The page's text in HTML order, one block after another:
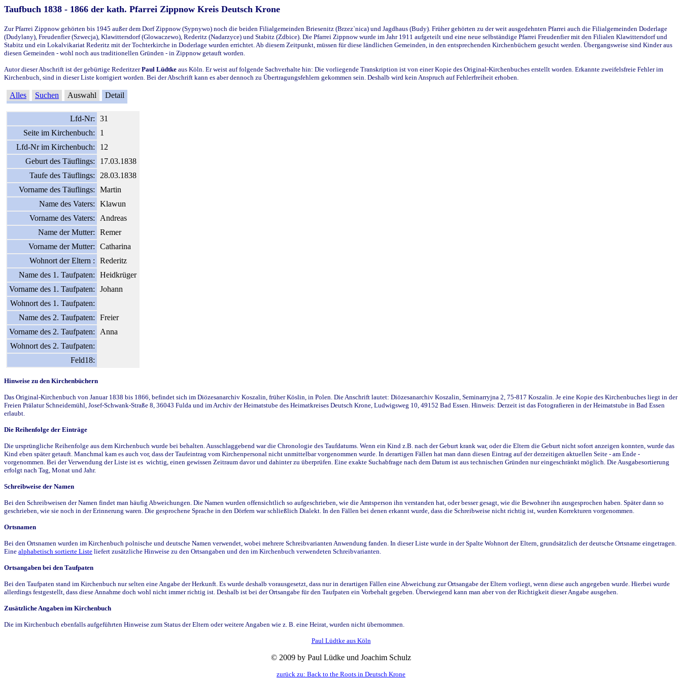
Taufbuch 1838 - 1866 der kath. Pfarrei Zippnow Kreis Deutsch Krone
Zur Pfarrei Zippnow gehörten bis 1945 außer dem Dorf Zippnow (Sypnywo) noch die beiden Filialgemeinden Briesenitz (Brzez`nica) und Jagdhaus (Budy). Früher gehörten zu der weit ausgedehnten Pfarrei auch die Filialgemeinden Doderlage
(Dudylany), Freudenfier (Szwecja), Klawittersdorf (Glowaczewo), Rederitz (Nadarzyce) und Stabitz (Zdbice). Die Pfarrei Zippnow wurde im Jahr 1911 aufgeteilt und eine neue selbständige Pfarrei Freudenfier mit den Filialen Klawittersdorf und
Stabitz und ein Lokalvikariat Rederitz mit der Tochterkirche in Doderlage wurden errichtet. Ab diesem Zeitpunkt, müssen für diese ländlichen Gemeinden, in den entsprechenden Kirchenbüchern gesucht werden. Übergangsweise sind Kinder aus
diesen Gemeinden - wohl noch aus traditionellen Gründen - in Zippnow getauft worden.
Autor dieser Abschrift ist der gebürtige RederitzerPaul Lüdtke aus Köln. Er weist auf folgende Sachverhalte hin: Die vorliegende Transkription ist von einer Kopie des Original-Kirchenbuches erstellt worden. Erkannte zweifelsfreie Fehler im
Kirchenbuch, sind in dieser Liste korrigiert worden. Bei der Abschrift kann es aber dennoch zu Übertragungsfehlern gekommen sein. Deshalb wird kein Anspruch auf Fehlerfreiheit erhoben.
Alles Suchen Auswahl Detail
Lfd-Nr:
31
Seite im Kirchenbuch:
1
Lfd-Nr im Kirchenbuch:
12
Geburt des Täuflings:
17.03.1838
Taufe des Täuflings:
28.03.1838
Vorname des Täuflings:
Martin
Name des Vaters:
Klawun
Vorname des Vaters:
Andreas
Name der Mutter:
Remer
Vorname der Mutter:
Catharina
Wohnort der Eltern :
Rederitz
Name des 1. Taufpaten:
Heidkrüger
Vorname des 1. Taufpaten:
Johann
Wohnort des 1. Taufpaten:
Name des 2. Taufpaten:
Freier
Vorname des 2. Taufpaten:
Anna
Wohnort des 2. Taufpaten:
Feld18:
Hinweise zu den Kirchenbüchern
Das Original-Kirchenbuch von Januar 1838 bis 1866, befindet sich im Diözesanarchiv Koszalin, früher Köslin, in Polen. Die Anschrift lautet: Diözesanarchiv Koszalin, Seminarryjna 2, 75-817 Koszalin. Je eine Kopie des Kirchenbuches liegt in der
Freien Prälatur Schneidemühl, Josef-Schwank-Straße 8, 36043 Fulda und im Archiv der Heimatstube des Heimatkreises Deutsch Krone, Ludwigsweg 10, 49152 Bad Essen. Hinweis: Derzeit ist das Fotografieren in der Heimatstube in Bad Essen
erlaubt.
Die Reihenfolge der Einträge
Die ursprüngliche Reihenfolge aus dem Kirchenbuch wurde bei behalten. Ausschlaggebend war die Chronologie des Taufdatums. Wenn ein Kind z.B. nach der Geburt krank war, oder die Eltern die Geburt nicht sofort anzeigen konnten, wurde das
Kind eben später getauft. Manchmal kam es auch vor, dass der Taufeintrag vom Kirchenpersonal nicht unmittelbar vorgenommen wurde. In derartigen Fällen hat man dann diesen Eintrag auf der derzeitigen aktuellen Seite - am Ende -
vorgenommen. Bei der Verwendung der Liste ist es wichtig, einen gewissen Zeitraum davor und dahinter zu überprüfen. Eine exakte Suchabfrage nach dem Datum ist aus technischen Gründen nur eingeschränkt möglich. Die Ausgabesortierung
erfolgt nach Tag, Monat und Jahr.
Schreibweise der Namen
Bei den Schreibweisen der Namen findet man häufig Abweichungen. Die Namen wurden offensichtlich so aufgeschrieben, wie die Amtsperson ihn verstanden hat, oder besser gesagt, wie die Bewohner ihn ausgesprochen haben. Später dann so
geschrieben, wie sie noch in der Erinnerung waren. Die gesprochene Sprache in den Dörfern war schließlich Dialekt. In den Fällen bei denen erkannt wurde, dass die Schreibweise nicht richtig ist, wurden Korrekturen vorgenommen.
Ortsnamen
Bei den Ortsnamen wurden im Kirchenbuch polnische und deutsche Namen verwendet, wobei mehrere Schreibvarianten Anwendung fanden. In dieser Liste wurde in der Spalte Wohnort der Eltern, grundsätzlich der deutsche Ortsname eingetragen.
Eine alphabetisch sortierte Liste liefert zusätzliche Hinweise zu den Ortsangaben und den im Kirchenbuch verwendeten Schreibvarianten.
Ortsangaben bei den Taufpaten
Bei den Taufpaten stand im Kirchenbuch nur selten eine Angabe der Herkunft. Es wurde deshalb vorausgesetzt, dass nur in derartigen Fällen eine Abweichung zur Ortsangabe der Eltern vorliegt, wenn diese auch angegeben wurde. Hierbei wurde
allerdings festgestellt, dass diese Annahme doch wohl nicht immer richtig ist. Deshalb ist bei der Ortsangabe für den Taufpaten ein Vorbehalt gegeben. Überwiegend kann man aber von der Richtigkeit dieser Angabe ausgehen.
Zusätzliche Angaben im Kirchenbuch
Die im Kirchenbuch ebenfalls aufgeführten Hinweise zum Status der Eltern oder weitere Angaben wie z. B. eine Heirat, wurden nicht übernommen.
Paul Lüdtke aus Köln
© 2009 by Paul Lüdke und Joachim Schulz
zurück zu: Back to the Roots in Deutsch Krone